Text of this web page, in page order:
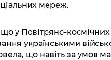
мереж.
у Повітряно-
українськими
що навіть за умов